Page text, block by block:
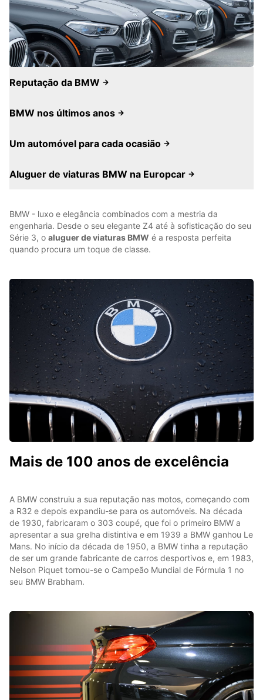
Reputação da BMW
BMW nos últimos anos
Um automóvel para cada ocasião
Aluguer de viaturas BMW na Europcar
BMW - luxo e elegância combinados com a mestria da
engenharia. Desde o seu elegante Z4 até à sofisticação do seu
Série 3, o aluguer de viaturas BMW é a resposta perfeita
quando procura um toque de classe.
Mais de 100 anos de excelência
A BMW construiu a sua reputação nas motos, começando com
a R32 e depois expandiu-se para os automóveis. Na década
de 1930, fabricaram o 303 coupé, que foi o primeiro BMW a
apresentar a sua grelha distintiva e em 1939 a BMW ganhou Le
Mans. No início da década de 1950, a BMW tinha a reputação
de ser um grande fabricante de carros desportivos e, em 1983,
Nelson Piquet tornou-se o Campeão Mundial de Fórmula 1 no
seu BMW Brabham.